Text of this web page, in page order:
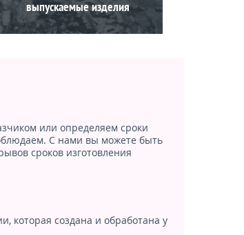
выпускаемые изделия
или определяем сроки
С нами вы можете быть
сроков изготовления
которая создана и обработана у